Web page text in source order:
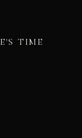
TIME